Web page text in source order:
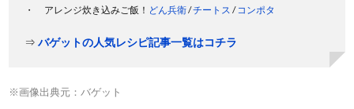
アレンジ炊き込みご飯！ どん兵衛/チートス /コンポタ
⇒バゲットの人気レシピ記事一覧はコチラ
※画像出典元：バゲット